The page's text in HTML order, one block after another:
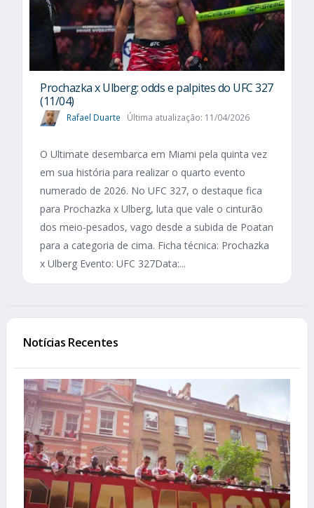
Prochazka x Ulberg: odds e palpites do UFC 327
(11/04)
Rafael Duarte Última atualização: 11/04/2026
O Ultimate desembarca em Miami pela quinta vez
em sua história para realizar o quarto evento
numerado de 2026. No UFC 327, o destaque fica
para Prochazka x Ulberg, luta que vale o cinturão
dos meio-pesados, vago desde a subida de Poatan
para a categoria de cima. Ficha técnica: Prochazka
x Ulberg Evento: UFC 327Data:...
Notícias Recentes